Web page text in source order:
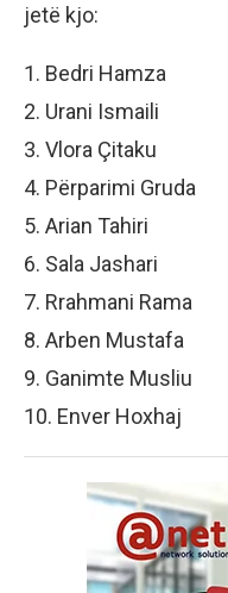
jetë kjo:
1. Bedri Hamza
2. Urani Ismaili
3. Vlora Çitaku
4. Përparimi Gruda
5. Arian Tahiri
6. Sala Jashari
7. Rrahmani Rama
8. Arben Mustafa
9. Ganimte Musliu
10. Enver Hoxhaj